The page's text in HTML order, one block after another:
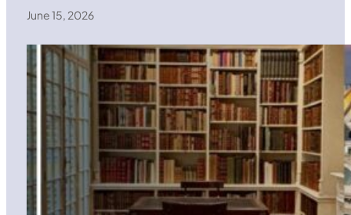
June 15, 2026